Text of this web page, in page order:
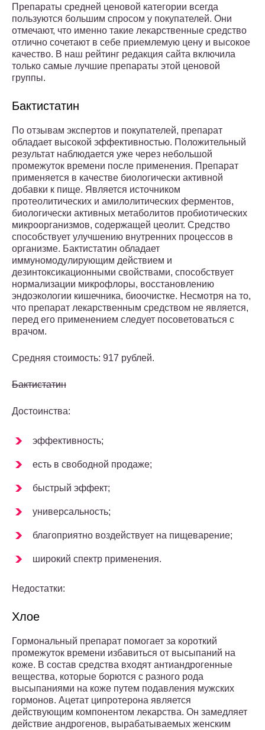
Препараты средней ценовой категории всегда
пользуются большим спросом у покупателей. Они
отмечают, что именно такие лекарственные средство
отлично сочетают в себе приемлемую цену и высокое
качество. В наш рейтинг редакция сайта включила
только самые лучшие препараты этой ценовой
группы.
Бактистатин
По отзывам экспертов и покупателей, препарат
обладает высокой эффективностью. Положительный
результат наблюдается уже через небольшой
промежуток времени после применения. Препарат
применяется в качестве биологически активной
добавки к пище. Является источником
протеолитических и амилолитических ферментов,
биологически активных метаболитов пробиотических
микроорганизмов, содержащей цеолит. Средство
способствует улучшению внутренних процессов в
организме. Бактистатин обладает
иммуномодулирующим действием и
дезинтоксикационными свойствами, способствует
нормализации микрофлоры, восстановлению
эндоэкологии кишечника, биоочистке. Несмотря на то,
что препарат лекарственным средством не является,
перед его применением следует посоветоваться с
врачом.
Средняя стоимость: 917 рублей.
Бактистатин
Достоинства:
эффективность;
есть в свободной продаже;
быстрый эффект;
универсальность;
благоприятно воздействует на пищеварение;
широкий спектр применения.
Недостатки:
Хлое
Гормональный препарат помогает за короткий
промежуток времени избавиться от высыпаний на
коже. В состав средства входят антиандрогенные
вещества, которые борются с разного рода
высыпаниями на коже путем подавления мужских
гормонов. Ацетат ципротерона является
действующим компонентом лекарства. Он замедляет
действие андрогенов, вырабатываемых женским